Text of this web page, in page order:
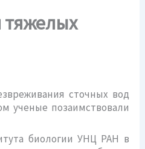
сточных вод
ученые позаимствовали
биологии УНЦ РАН в